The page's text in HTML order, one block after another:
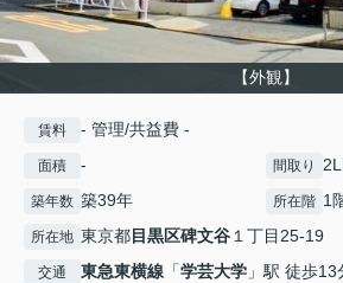
【外観】
賃料 - 管理/共益費 -
面積 - 間取り
築年数 築39年 所在階 1
所在地 東京都目黒区碑文谷１丁目25-19
交通 東急東横線 「学芸大学 」駅 徒歩13